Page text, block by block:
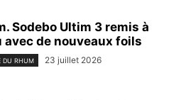
Sodebo Ultim 3 remis à
avec de nouveaux foils
DU RHUM 23 juillet 2026